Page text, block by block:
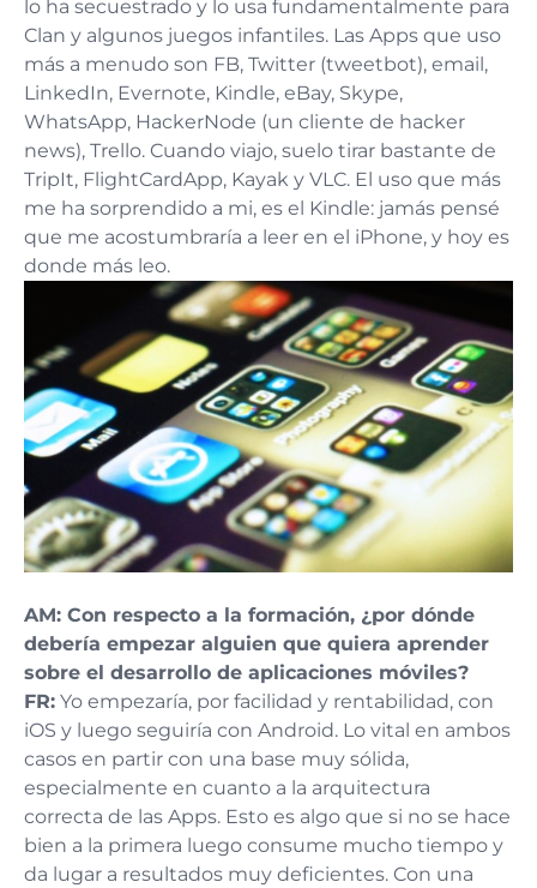
lo ha secuestrado y lo usa fundamentalmente para
Clan y algunos juegos infantiles. Las Apps que uso
más a menudo son FB, Twitter (tweetbot), email,
LinkedIn, Evernote, Kindle, eBay, Skype,
WhatsApp, HackerNode (un cliente de hacker
news), Trello. Cuando viajo, suelo tirar bastante de
TripIt, FlightCardApp, Kayak y VLC. El uso que más
me ha sorprendido a mi, es el Kindle: jamás pensé
que me acostumbraría a leer en el iPhone, y hoy es
donde más leo.
AM: Con respecto a la formación, ¿por dónde
debería empezar alguien que quiera aprender
sobre el desarrollo de aplicaciones móviles?
FR: Yo empezaría, por facilidad y rentabilidad, con
iOS y luego seguiría con Android. Lo vital en ambos
casos en partir con una base muy sólida,
especialmente en cuanto a la arquitectura
correcta de las Apps. Esto es algo que si no se hace
bien a la primera luego consume mucho tiempo y
da lugar a resultados muy deficientes. Con una